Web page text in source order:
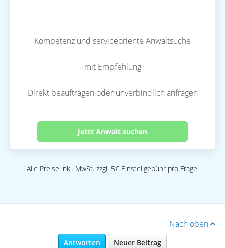
Kompetenz und serviceoriente Anwaltsuche
mit Empfehlung
Direkt beauftragen oder unverbindlich anfragen
Jetzt Anwalt suchen
Alle Preise inkl. MwSt. zzgl. 5€ Einstellgebühr pro Frage.
Nach oben
Antworten Neuer Beitrag